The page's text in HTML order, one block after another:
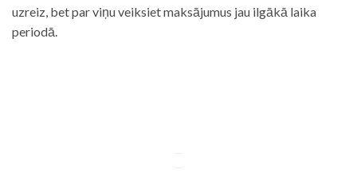
uzreiz, bet par viņu veiksiet maksājumus jau ilgākā laika
periodā.